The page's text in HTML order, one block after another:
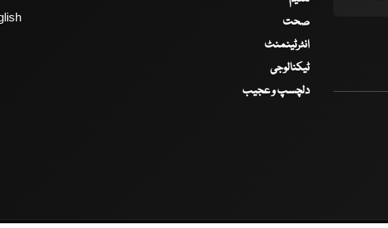
صحت
انٹرٹینمنٹ
ٹیکنالوجی
دلچسپ و عجیب